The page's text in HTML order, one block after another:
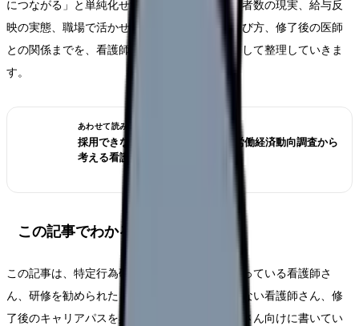
につながる」と単純化せず、制度の中身、修了者数の現実、給与反
映の実態、職場で活かせる場面、研修機関の選び方、修了後の医師
との関係までを、看護師さん本人の判断材料として整理していきま
す。
あわせて読みたい
採用できない職場を見抜くには？労働経済動向調査から
考える看護師の面接質問
この記事でわかること
この記事は、特定行為研修を受けるかどうか迷っている看護師さ
ん、研修を勧められたものの中身がよく分からない看護師さん、修
了後のキャリアパスを具体的に描きたい看護師さん向けに書いてい